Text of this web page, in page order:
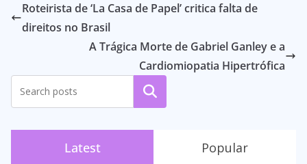
Roteirista de ‘La Casa de Papel’ critica falta de
direitos no Brasil
A Trágica Morte de Gabriel Ganley e a
Cardiomiopatia Hipertrófica
Pesquisar
Latest Popular